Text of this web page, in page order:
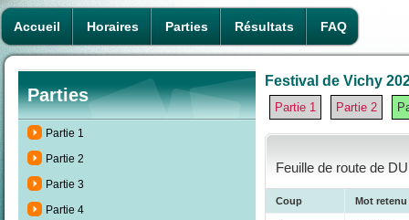
Accueil Horaires Parties Résultats FAQ
Parties
Partie 1
Partie 2
Partie 3
Partie 4
Festival de Vichy
Partie 1 Partie 2
Feuille de route de
Coup Mot retenu